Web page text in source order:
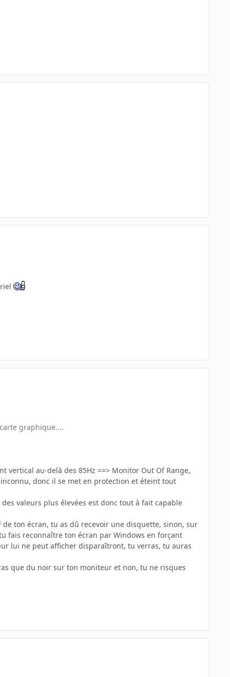
graphique....
au-delà des 85Hz ==> Monitor Out Of Range,
donc il se met en protection et éteint tout
valeurs plus élevées est donc tout à fait capable
ton écran, tu as dû recevoir une disquette, sinon, sur
fais reconnaître ton écran par Windows en forçant
lui ne peut afficher disparaîtront, tu verras, tu auras
que du noir sur ton moniteur et non, tu ne risques